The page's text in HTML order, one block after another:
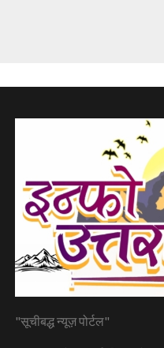
"सूचीबद्ध न्यूज़ पोर्टल"